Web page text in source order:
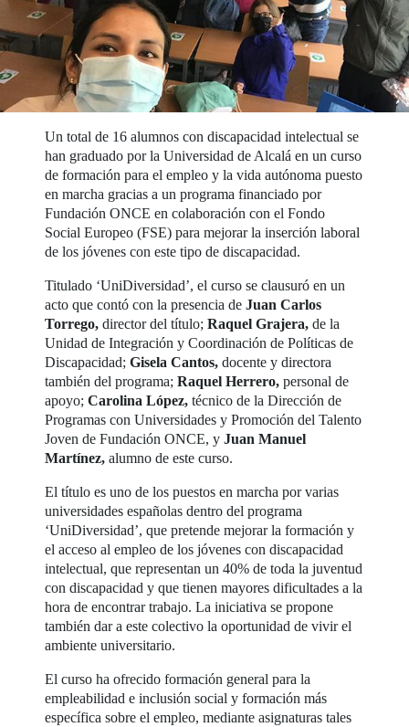
Un total de 16 alumnos con discapacidad intelectual se
han graduado por la Universidad de Alcalá en un curso
de formación para el empleo y la vida autónoma puesto
en marcha gracias a un programa financiado por
Fundación ONCE en colaboración con el Fondo
Social Europeo (FSE) para mejorar la inserción laboral
de los jóvenes con este tipo de discapacidad.
Titulado ‘UniDiversidad’, el curso se clausuró en un
acto que contó con la presencia deJuan Carlos
Torrego, director del título;Raquel Grajera, de la
Unidad de Integración y Coordinación de Políticas de
Discapacidad;Gisela Cantos, docente y directora
también del programa;Raquel Herrero,personal de
apoyo; Carolina López, técnico de la Dirección de
Programas con Universidades y Promoción del Talento
Joven de Fundación ONCE, yJuan Manuel
Martínez, alumno de este curso.
El título es uno de los puestos en marcha por varias
universidades españolas dentro del programa
‘UniDiversidad’, que pretende mejorar la formación y
el acceso al empleo de los jóvenes con discapacidad
intelectual, que representan un 40% de toda la juventud
con discapacidad y que tienen mayores dificultades a la
hora de encontrar trabajo. La iniciativa se propone
también dar a este colectivo la oportunidad de vivir el
ambiente universitario.
El curso ha ofrecido formación general para la
empleabilidad e inclusión social y formación más
específica sobre el empleo, mediante asignaturas tales